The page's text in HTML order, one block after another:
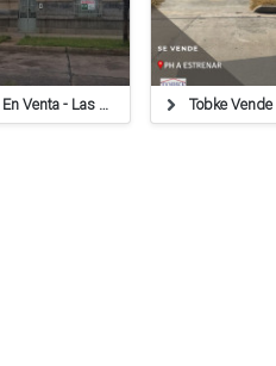
Casa En Venta - Las Heras 738